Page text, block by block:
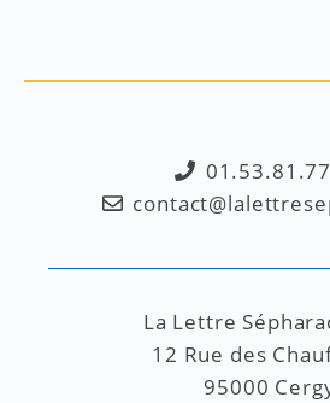
La Lettre
12 Rue des
95000